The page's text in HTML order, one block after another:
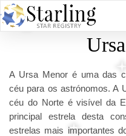
A Ursa Menor é uma das
céu para os astrónomos. A
céu do Norte é visível da
principal estrela desta
estrelas mais importantes